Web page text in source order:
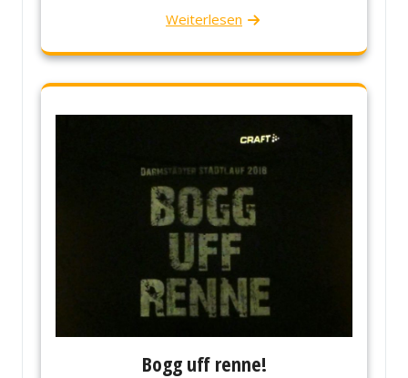
Weiterlesen
Bogg uff renne!